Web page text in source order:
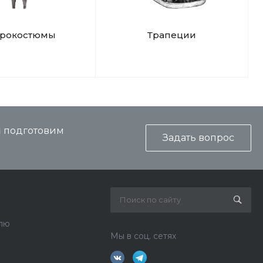
Трапеции
подготовим
Задать вопрос
Мы в соц. сетях